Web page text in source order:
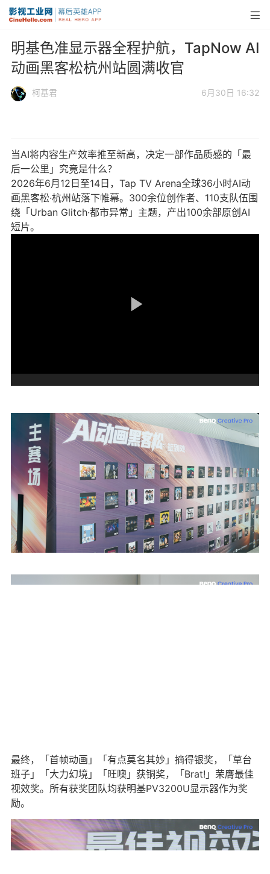
明基色准显示器全程护航，TapNow AI
动画黑客松杭州站圆满收官
柯基君 6月30日 16:32
当AI将内容生产效率推至新高，决定一部作品质感的「最
后一公里」究竟是什么？
2026年6月12日至14日，Tap TV Arena全球36小时AI动
画黑客松·杭州站落下帷幕。300余位创作者、110支队伍围
绕「Urban Glitch·都市异常」主题，产出100余部原创AI
短片。
最终，「首帧动画」「有点莫名其妙」摘得银奖，「草台
班子」「大力幻境」「旺噢」获铜奖，「Brat!」荣膺最佳
视效奖。所有获奖团队均获明基PV3200U显示器作为奖
励。